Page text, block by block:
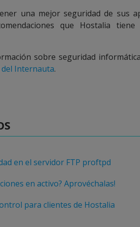
una mejor seguridad de sus
que Hostalia tiene
sobre seguridad
del Internauta.
en el servidor FTP proftpd
en activo? Aprovéchalas!
para clientes de Hostalia